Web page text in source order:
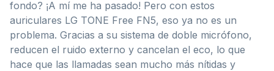
fondo? ¡A mí me ha pasado! Pero con estos
auriculares LG TONE Free FN5, eso ya no es un
problema. Gracias a su sistema de doble micrófono,
reducen el ruido externo y cancelan el eco, lo que
hace que las llamadas sean mucho más nítidas y